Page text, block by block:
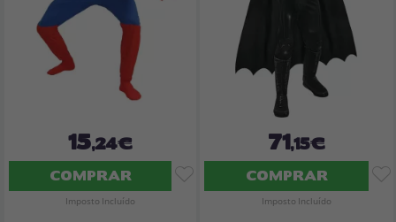
15,24€
COMPRAR
Imposto Incluído
71,15€
COMPRAR
Imposto Incluído